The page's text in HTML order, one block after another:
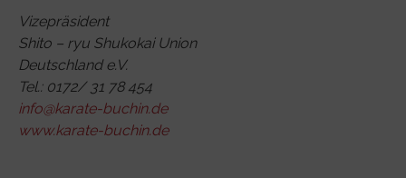
Vizepräsident
Shito – ryu Shukokai Union
Deutschland e.V.
Tel.: 0172/ 31 78 454
info@karate-buchin.de
www.karate-buchin.de